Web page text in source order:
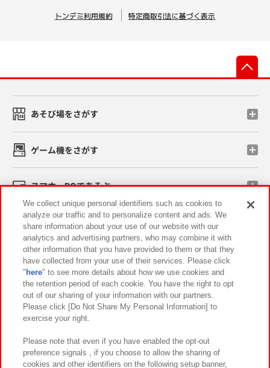
トンデミ利用規約 特定商取引法に基づく表示
あそび場をさがす
ゲーム機をさがす
スマホ・PCであそぶ
イベント・キャンペーン
関連会社 サステナビリティ サイトポリシー
プライバシーポリシー ウェブアクセシビリティ方針と検証結果
お取引先さまとともに
カスタマーハラスメント対応方針 よくあるご質問・お問い合わせ
We collect unique personal identifiers such as cookies to
analyze our traffic and to personalize content and ads. We
share information about your use of our website with our
analytics and advertising partners, who may combine it with
other information that you have provided to them or that they
have collected from your use of their services. Please click
" here" to see more details about how we use cookies and
the retention period of each cookie. You have the right to opt
out of our sharing of your information with our partners.
Please click [Do Not Share My Personal Information] to
exercise your right.
Please note that even if you have enabled the opt-out
preference signals , if you choose to allow the sharing of
cookies and other identifiers on the following setup banner,